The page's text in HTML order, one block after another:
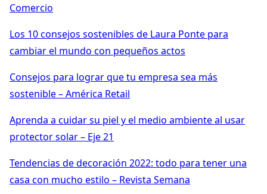
Comercio
Los 10 consejos sostenibles de Laura Ponte para
cambiar el mundo con pequeños actos
Consejos para lograr que tu empresa sea más
sostenible – América Retail
Aprenda a cuidar su piel y el medio ambiente al usar
protector solar – Eje 21
Tendencias de decoración 2022: todo para tener una
casa con mucho estilo – Revista Semana